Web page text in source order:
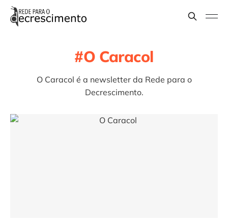
O Caracol
O Caracol é a newsletter da Rede para o
Decrescimento.